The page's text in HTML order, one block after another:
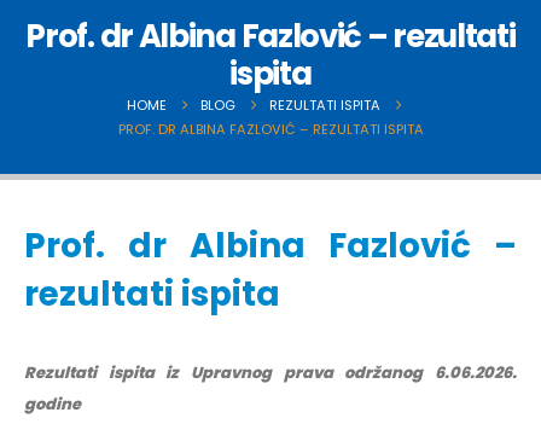
Prof. dr Albina Fazlović – rezultati
ispita
HOME BLOG
REZULTATI ISPITA
PROF. DR ALBINA FAZLOVIĆ – REZULTATI ISPITA
Prof. dr Albina Fazlović –
rezultati ispita
Rezultati ispita iz Upravnog prava održanog 6.06.2026.
godine